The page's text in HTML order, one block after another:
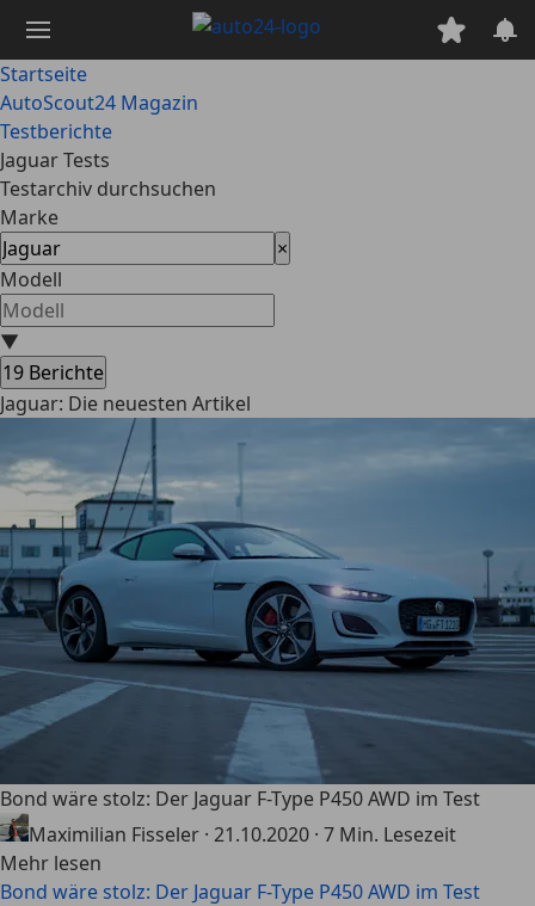
Hauptinhalt
springen
Startseite
AutoScout24 Magazin
Testberichte
Jaguar Tests
Testarchiv durchsuchen
Marke
×
Modell
▼
19 Berichte
Jaguar: Die neuesten Artikel
Bond wäre stolz: Der Jaguar F-Type P450 AWD im Test
Maximilian Fisseler · 21.10.2020 · 7 Min. Lesezeit
Mehr lesen
Bond wäre stolz: Der Jaguar F-Type P450 AWD im Test